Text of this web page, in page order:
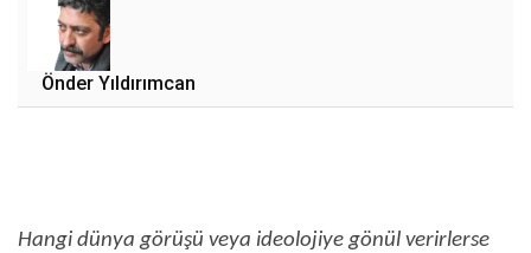
Önder Yıldırımcan
Hangi dünya görüşü veya ideolojiye gönül verirlerse